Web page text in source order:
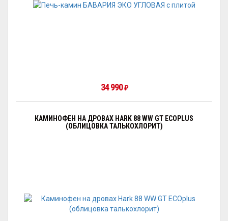
34 990 ₽
КАМИНОФЕН НА ДРОВАХ HARK 88 WW GT ECOPLUS
(ОБЛИЦОВКА ТАЛЬКОХЛОРИТ)